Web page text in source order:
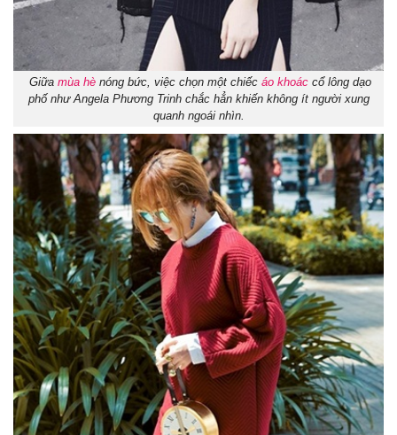
Giữa mùa hè nóng bức, việc chọn một chiếc áo khoác cổ lông dạo
phố như Angela Phương Trinh chắc hẳn khiến không ít người xung
quanh ngoái nhìn.